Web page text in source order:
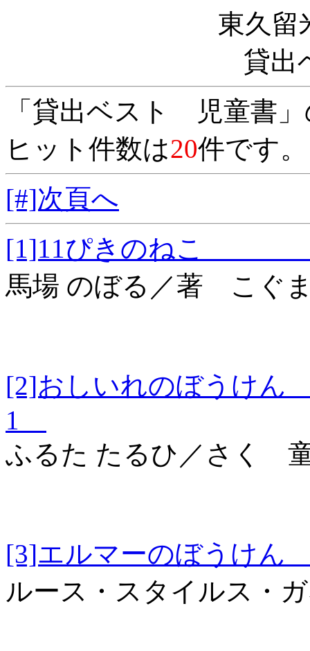
東久留
貸出
「貸出ベスト 児童書
ヒット件数は20件です
[#]次頁へ
[1]11ぴきのね
馬場 のぼる／著 こぐ
[2]おしいれのぼうけ
1
ふるた たるひ／さく
[3]エルマーのぼう
ルース・スタイルス・